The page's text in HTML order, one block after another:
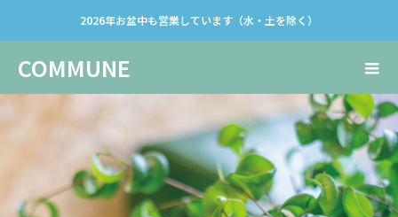
2026年お盆中も営業しています（水・土を除く）
COMMUNE